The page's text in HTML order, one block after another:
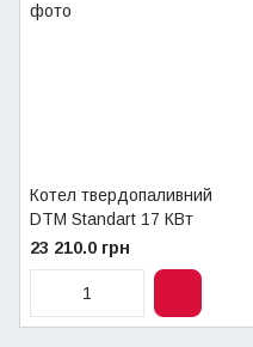
Котел твердопаливний
DTM Standart 17 КВт
23 210.0 грн